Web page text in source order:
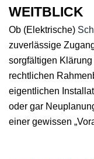
WEITBLICK
Ob (Elektrische)
zuverlässige
sorgfältigen
rechtlichen
eigentlichen
oder gar
einer gewissen